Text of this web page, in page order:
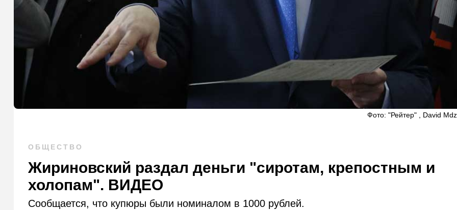
Фото: "Рейтер" , David
ОБЩЕСТВО
Жириновский раздал деньги "сиротам, крепостным и
холопам". ВИДЕО
Сообщается, что купюры были номиналом в 1000 рублей.